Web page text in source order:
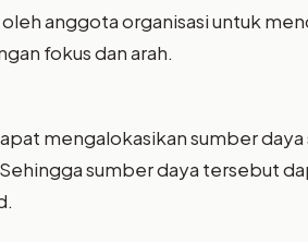
anggota organisasi untuk
fokus dan arah.
mengalokasikan sumber
sumber daya tersebut